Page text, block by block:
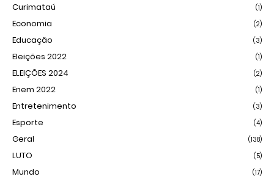
Curimataú (1)
Economia (2)
Educação (3)
Eleições 2022 (1)
ELEIÇÕES 2024 (2)
Enem 2022 (1)
Entretenimento (3)
Esporte (4)
Geral (138)
LUTO (5)
Mundo (17)